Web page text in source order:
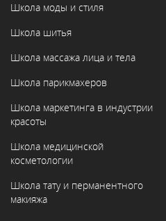
Школа моды и стиля
Школа шитья
Школа массажа лица и тела
Школа парикмахеров
Школа маркетинга в индустрии
красоты
Школа медицинской
косметологии
Школа тату и перманентного
макияжа